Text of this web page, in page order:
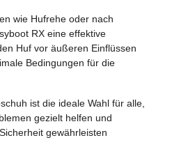
wie Hufrehe oder nach
RX eine effektive
Huf vor äußeren Einflüssen
Bedingungen für die
ist die ideale Wahl für alle,
gezielt helfen und
gewährleisten